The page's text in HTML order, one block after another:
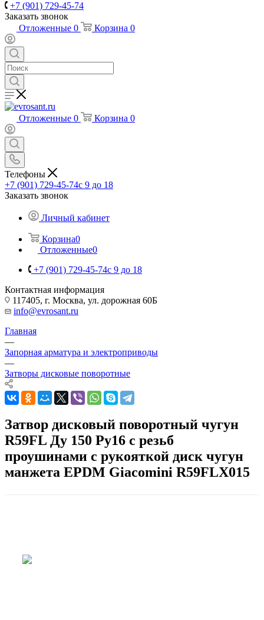
+7 (901) 729-45-74
Заказать звонок
Отложенные 0 Корзина 0
Отложенные 0 Корзина 0
Телефоны
+7 (901) 729-45-74c 9 до 18
Заказать звонок
Личный кабинет
Корзина0
Отложенные0
+7 (901) 729-45-74c 9 до 18
Контактная информация
117405, г. Москва, ул. дорожная 60Б
info@evrosant.ru
Главная
—
Запорная арматура и электроприводы
—
Затворы дисковые поворотные
Затвор дисковый поворотный чугун
R59FL Ду 150 Ру16 с резьб
проушинами с рукояткой диск чугун
манжета EPDM Giacomini R59FLX015